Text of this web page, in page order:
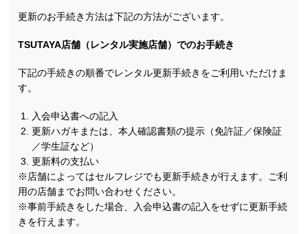
更新のお手続き方法は下記の方法がございます。
TSUTAYA店舗（レンタル実施店舗）でのお手続き
下記の手続きの順番でレンタル更新手続きをご利用いただけま
す。
入会申込書への記入
更新ハガキまたは、本人確認書類の提示（免許証／保険証
／学生証など）
更新料の支払い
※店舗によってはセルフレジでも更新手続きが行えます。ご利
用の店舗までお問い合わせください。
※事前手続きをした場合、入会申込書の記入をせずに更新手続
きを行えます。